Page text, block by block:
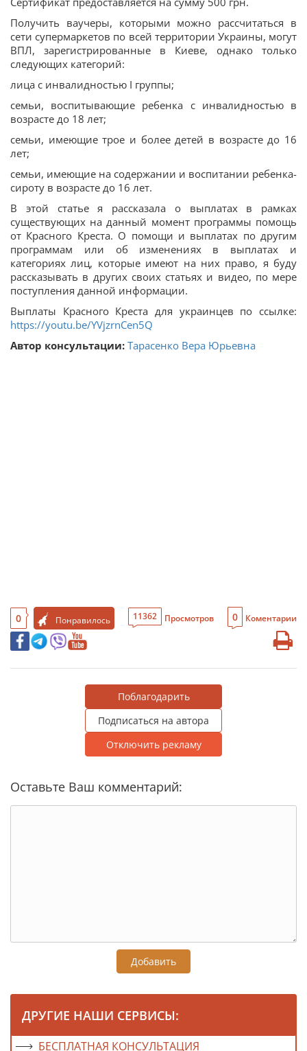
Получить ваучеры, которыми можно рассчитаться в
сети супермаркетов по всей территории Украины, могут
ВПЛ, зарегистрированные в Киеве, однако только
следующих категорий:
лица с инвалидностью І группы;
семьи, воспитывающие ребенка с инвалидностью в
возрасте до 18 лет;
семьи, имеющие трое и более детей в возрасте до 16
лет;
семьи, имеющие на содержании и воспитании ребенка-
сироту в возрасте до 16 лет.
В этой статье я рассказала о выплатах в рамках
существующих на данный момент программы помощь
от Красного Креста. О помощи и выплатах по другим
программам или об изменениях в выплатах и
категориях лиц, которые имеют на них право, я буду
рассказывать в других своих статьях и видео, по мере
поступления данной информации.
Выплаты Красного Креста для украинцев по ссылке:
https://youtu.be/YVjzrnCen5Q
Автор консультации: Тарасенко Вера Юрьевна
0 Понравилось 11362 Просмотров 0 Коментарии
Поблагодарить
Подписаться на автора
Отключить рекламу
Оставьте Ваш комментарий:
Добавить
ДРУГИЕ НАШИ СЕРВИСЫ:
БЕСПЛАТНАЯ КОНСУЛЬТАЦИЯ